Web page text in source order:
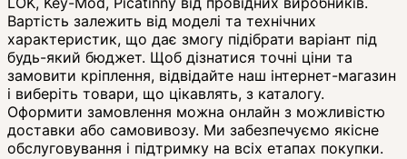
Вартість залежить від моделі та технічних
характеристик, що дає змогу підібрати варіант під
будь-який бюджет. Щоб дізнатися точні ціни та
замовити кріплення, відвідайте наш інтернет-магазин
і виберіть товари, що цікавлять, з каталогу.
Оформити замовлення можна онлайн з можливістю
доставки або самовивозу. Ми забезпечуємо якісне
обслуговування і підтримку на всіх етапах покупки.